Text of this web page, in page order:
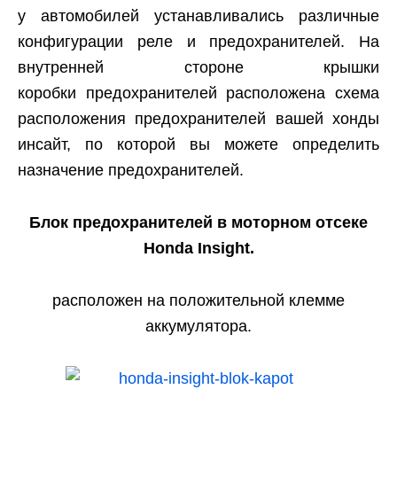
у автомобилей устанавливались различные
конфигурации реле и предохранителей. На
внутренней стороне крышки
коробки предохранителей расположена схема
расположения предохранителей вашей хонды
инсайт, по которой вы можете определить
назначение предохранителей.
Блок предохранителей в моторном отсеке
Honda Insight.
расположен на положительной клемме
аккумулятора.